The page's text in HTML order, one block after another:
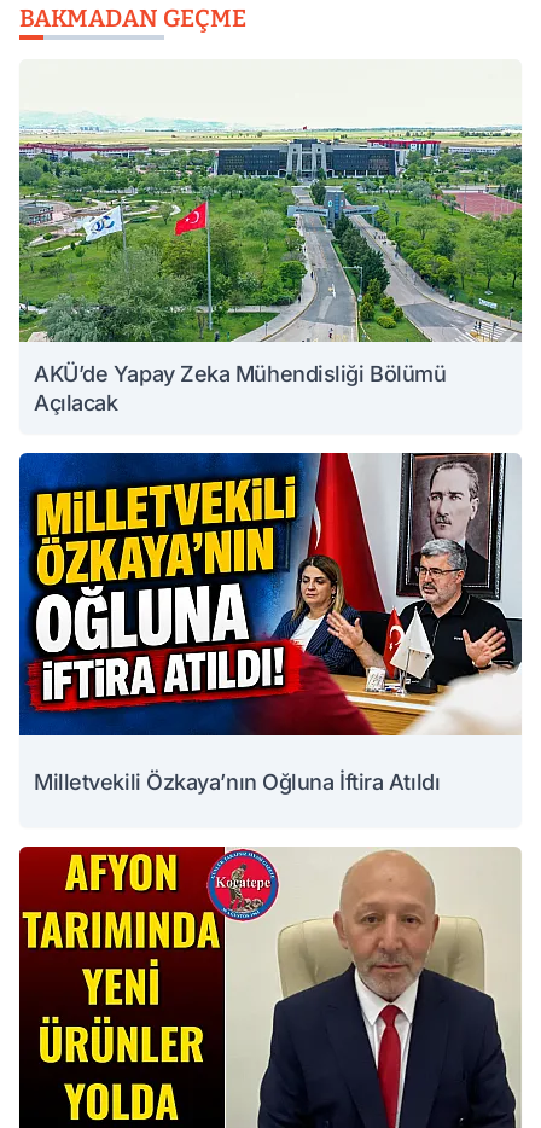
BAKMADAN GEÇME
AKÜ’de Yapay Zeka Mühendisliği Bölümü
Açılacak
Milletvekili Özkaya’nın Oğluna İftira Atıldı